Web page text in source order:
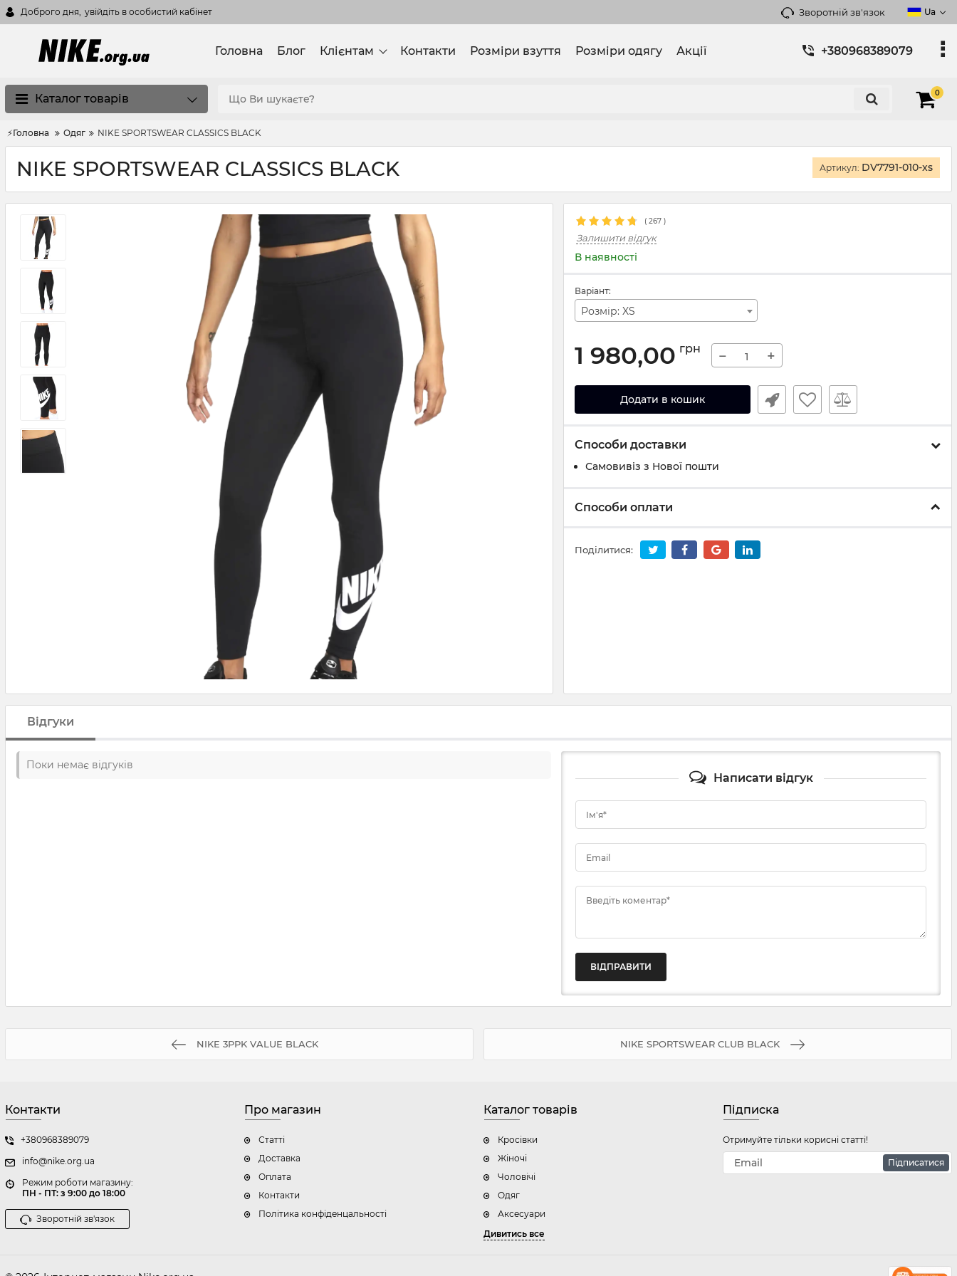
Доброго дня, увійдіть в особистий кабінет Зворотній зв'язок Ua
Головна Блог Клієнтам Контакти Розміри взуття Розміри одягу Акції +380968389079
Каталог товарів 0
⚡Головна Одяг NIKE SPORTSWEAR CLASSICS BLACK
NIKE SPORTSWEAR CLASSICS BLACK Артикул: DV7791-010-xs
( 267 )
Залишити відгук
В наявності
Варіант:
Розмір: XS
1 980,00 грн − +
Додати в кошик
Способи доставки
Самовивіз з Нової пошти
Способи оплати
Поділитися:
Відгуки
Поки немає відгуків
Написати відгук
Ім'я*
Email
Введіть коментар*
NIKE 3PPK VALUE BLACK NIKE SPORTSWEAR CLUB BLACK
Контакти
+380968389079
info@nike.org.ua
Режим роботи магазину:
ПН - ПТ: з 9:00 до 18:00
Зворотній зв'язок
Про магазин
Статті
Доставка
Оплата
Контакти
Політика конфіденцальності
Каталог товарів
Кросівки
Жіночі
Чоловічі
Одяг
Аксесуари
Дивитись все
Підписка
Отримуйте тільки корисні статті!
Підписатися